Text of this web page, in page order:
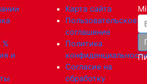
%
и
Карта сайта
Пользовательское
соглашение
Политика
Согласие на
обработку